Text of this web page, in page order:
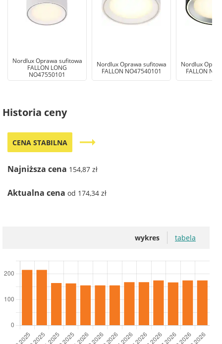
Nordlux Oprawa sufitowa
FALLON LONG
NO47550101
Nordlux Oprawa sufitowa
FALLON NO47540101
Nordlux
FALLON
Historia ceny
CENA STABILNA trending_flat
Najniższa cena 154,87 zł
Aktualna cena od 174,34 zł
wykres tabela